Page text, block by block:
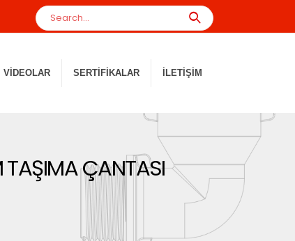
VIDEOLAR SERTIFIKALAR İLETIŞIM
TAŞIMA ÇANTASI